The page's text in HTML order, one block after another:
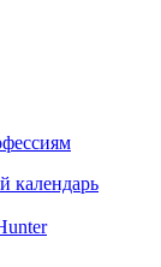
календарь